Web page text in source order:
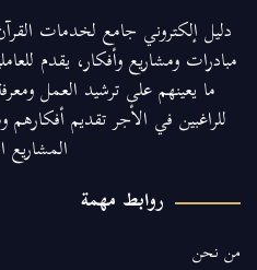
دليل إلكتروني جامع لخدمات
مبادرات ومشاريع وأفكار، يقدم
ما يعينهم على ترشيد العمل
للراغبين في الأجر تقديم
المشاريع
روابط مهمة
من نحن